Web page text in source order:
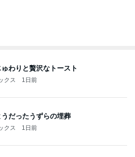
わりと贅沢なトースト
クス 1日前
だったうずらの埋葬
クス 1日前